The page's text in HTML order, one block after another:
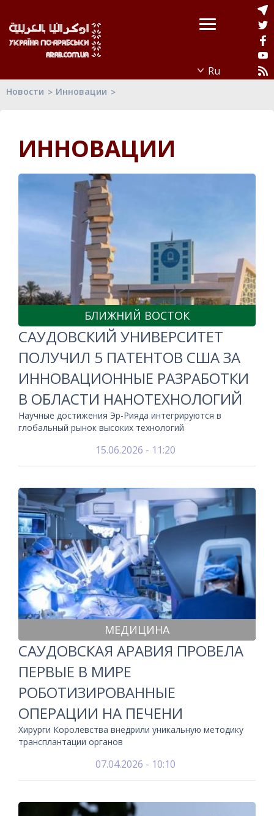
Новости Инновации
ИННОВАЦИИ
БЛИЖНИЙ ВОСТОК
САУДОВСКИЙ УНИВЕРСИТЕТ
ПОЛУЧИЛ 5 ПАТЕНТОВ США ЗА
ИННОВАЦИОННЫЕ РАЗРАБОТКИ
В ОБЛАСТИ НАНОТЕХНОЛОГИЙ
Научные достижения Эр-Рияда интегрируются в
глобальный рынок высоких технологий
15.06.2026 - 11:20
МЕДИЦИНА
САУДОВСКАЯ АРАВИЯ ПРОВЕЛА
ПЕРВЫЕ В МИРЕ
РОБОТИЗИРОВАННЫЕ
ОПЕРАЦИИ НА ПЕЧЕНИ
Хирурги Королевства внедрили уникальную методику
трансплантации органов
07.04.2026 - 10:10